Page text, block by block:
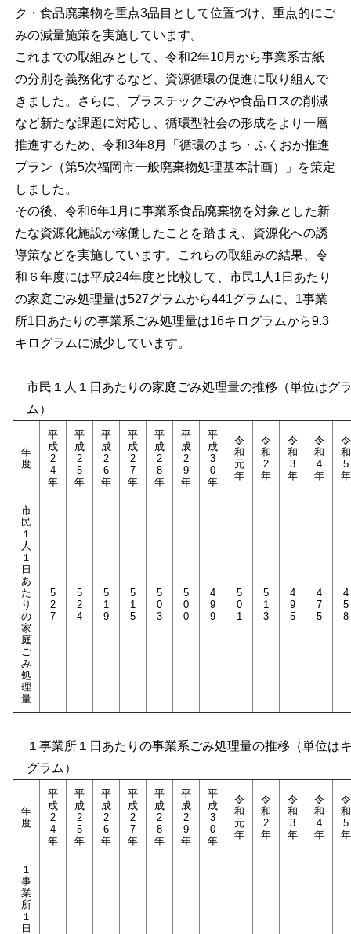
ク・食品廃棄物を重点3品目として位置づけ、重点的にご
みの減量施策を実施しています。
これまでの取組みとして、令和2年10月から事業系古紙
の分別を義務化するなど、資源循環の促進に取り組んで
きました。さらに、プラスチックごみや食品ロスの削減
など新たな課題に対応し、循環型社会の形成をより一層
推進するため、令和3年8月「循環のまち・ふくおか推進
プラン（第5次福岡市一般廃棄物処理基本計画）」を策定
しました。
その後、令和6年1月に事業系食品廃棄物を対象とした新
たな資源化施設が稼働したことを踏まえ、資源化への誘
導策などを実施しています。これらの取組みの結果、令
和６年度には平成24年度と比較して、市民1人1日あたり
の家庭ごみ処理量は527グラムから441グラムに、1事業
所1日あたりの事業系ごみ処理量は16キログラムから9.3
キログラムに減少しています。
市民１人１日あたりの家庭ごみ処理量の推移（単位はグ
ム）
年
度
平
成
2
4
年
平
成
2
5
年
平
成
2
6
年
平
成
2
7
年
平
成
2
8
年
平
成
2
9
年
平
成
3
0
年
令
和
元
年
令
和
2
年
令
和
3
年
令
和
4
年
令
和
5
年
市
民
１
人
１
日
あ
た
り
の
家
庭
ご
み
処
理
量
5
2
7
5
2
4
5
1
9
5
1
5
5
0
3
5
0
0
4
9
9
5
0
1
5
1
3
4
9
5
4
7
5
4
5
8
１事業所１日あたりの事業系ごみ処理量の推移（単位は
グラム）
年
度
平
成
2
4
年
平
成
2
5
年
平
成
2
6
年
平
成
2
7
年
平
成
2
8
年
平
成
2
9
年
平
成
3
0
年
令
和
元
年
令
和
2
年
令
和
3
年
令
和
4
年
令
和
5
年
１
事
業
所
１
日